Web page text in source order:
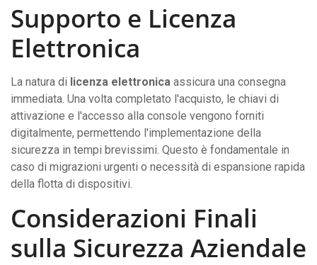
Supporto e Licenza
Elettronica
La natura di licenza elettronica assicura una consegna
immediata. Una volta completato l'acquisto, le chiavi di
attivazione e l'accesso alla console vengono forniti
digitalmente, permettendo l'implementazione della
sicurezza in tempi brevissimi. Questo è fondamentale in
caso di migrazioni urgenti o necessità di espansione rapida
della flotta di dispositivi.
Considerazioni Finali
sulla Sicurezza Aziendale